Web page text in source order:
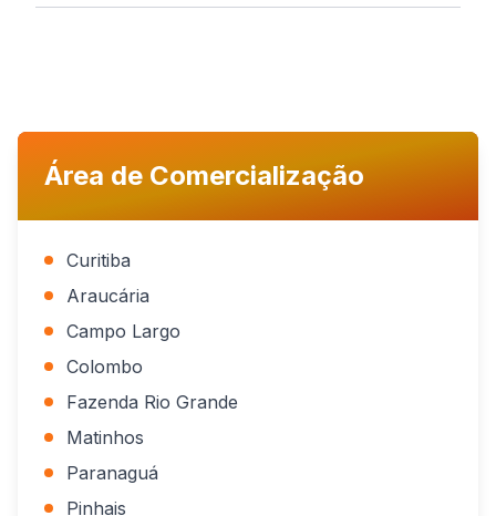
Área de Comercialização
Curitiba
Araucária
Campo Largo
Colombo
Fazenda Rio Grande
Matinhos
Paranaguá
Pinhais